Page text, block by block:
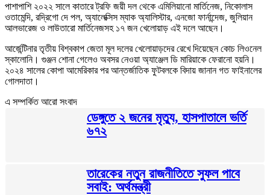
পাশাপাশি ২০২২ সালে কাতারে ট্রফি জয়ী দল থেকে এমিলিয়ানো মার্তিনেজ, নিকোলাস
ওতামেন্দি, রদ্রিগো দে পল, অ্যালেক্সিস ম্যাক অ্যালিস্টার, এনজো ফার্নান্দেজ, জুলিয়ান
আলভারেজ ও লাউতারো মার্তিনেজসহ ১৭ জন খেলোয়াড় এই দলে আছেন।
আর্জেন্টিনার তৃতীয় বিশ্বকাপ জেতা মূল দলের খেলোয়াড়দের রেখে দিয়েছেন কোচ লিওনেল
স্কালোনি। গুঞ্জন শোনা গেলেও অবসর নেওয়া অ্যাঞ্জেল ডি মারিয়াকে ফেরানো হয়নি।
২০২৪ সালের কোপা আমেরিকার পর আন্তর্জাতিক ফুটবলকে বিদায় জানান গত ফাইনালের
গোলদাতা।
এ সম্পর্কিত আরো সংবাদ
ডেঙ্গুতে ২ জনের মৃত্যু, হাসপাতালে ভর্তি
৬৭২
তারেকের নতুন রাজনীতিতে সুফল পাবে
সবাই: অর্থমন্ত্রী